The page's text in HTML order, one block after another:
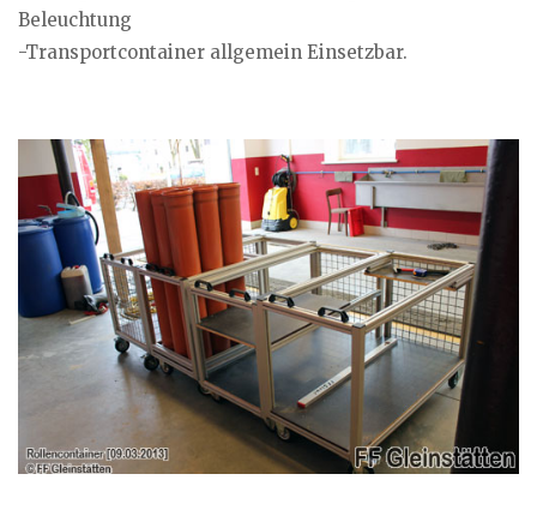
Beleuchtung
-Transportcontainer allgemein Einsetzbar.